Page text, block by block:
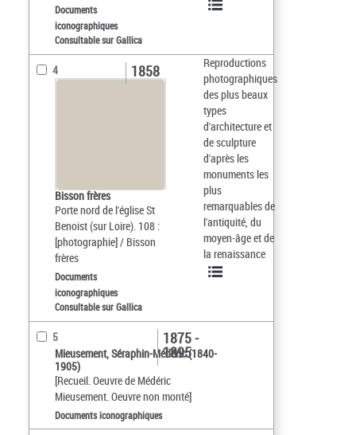
Documents
iconographiques
Consultable sur Gallica
4
Bisson frères
Porte nord de l'église St
Benoist (sur Loire). 108 :
[photographie] / Bisson
frères
1858
Documents
iconographiques
Consultable sur Gallica
Reproductions
photographiques
des plus beaux
types
d'architecture et
de sculpture
d'après les
monuments les
plus
remarquables de
l'antiquité, du
moyen-âge et de
la renaissance
5
Mieusement, Séraphin-Médéric (1840-
1905)
[Recueil. Oeuvre de Médéric
Mieusement. Oeuvre non monté]
1875 -
1895
Documents iconographiques